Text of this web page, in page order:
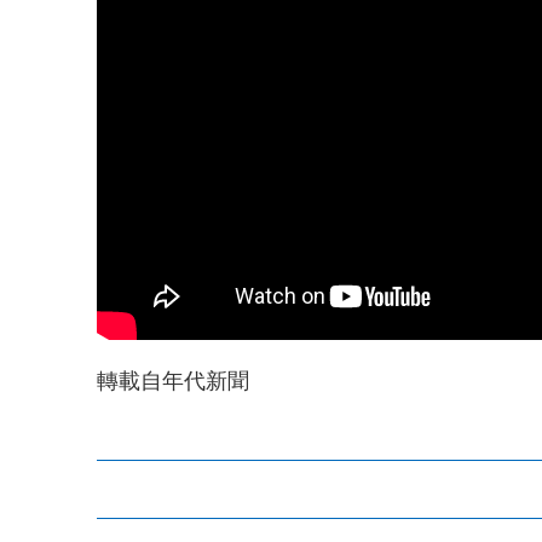
轉載自年代新聞